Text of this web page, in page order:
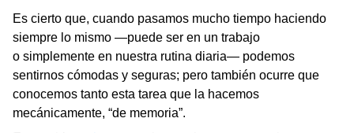
Es cierto que, cuando pasamos mucho tiempo haciendo
siempre lo mismo —puede ser en un trabajo
o simplemente en nuestra rutina diaria— podemos
sentirnos cómodas y seguras; pero también ocurre que
conocemos tanto esta tarea que la hacemos
mecánicamente, “de memoria”.